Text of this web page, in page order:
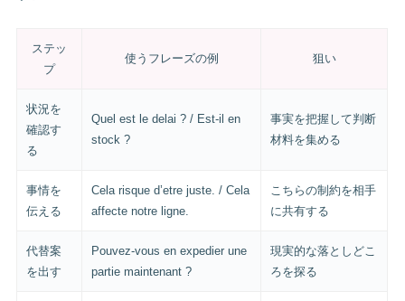
ステッ
プ
使うフレーズの例 狙い
状況を
確認す
る
Quel est le delai ? / Est-il en
stock ?
事実を把握して判断
材料を集める
事情を
伝える
Cela risque d’etre juste. / Cela
affecte notre ligne.
こちらの制約を相手
に共有する
代替案
を出す
Pouvez-vous en expedier une
partie maintenant ?
現実的な落としどこ
ろを探る